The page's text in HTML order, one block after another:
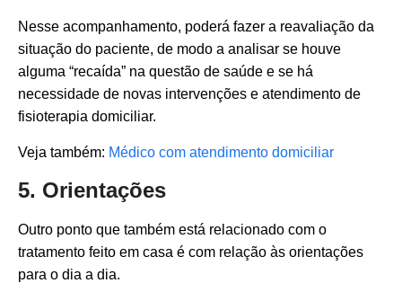
Nesse acompanhamento, poderá fazer a reavaliação da
situação do paciente, de modo a analisar se houve
alguma “recaída” na questão de saúde e se há
necessidade de novas intervenções e atendimento de
fisioterapia domiciliar.
Veja também: Médico com atendimento domiciliar
5. Orientações
Outro ponto que também está relacionado com o
tratamento feito em casa é com relação às orientações
para o dia a dia.